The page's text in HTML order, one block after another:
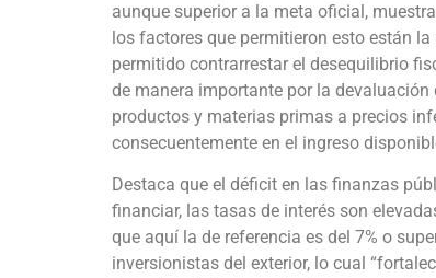
aunque superior a la meta oficial,
los factores que permitieron esto están
permitido contrarrestar el desequilibrio
de manera importante por la
productos y materias primas a precios
consecuentemente en el ingreso
Destaca que el déficit en las finanzas
financiar, las tasas de interés son
que aquí la de referencia es del 7% o
inversionistas del exterior, lo cual